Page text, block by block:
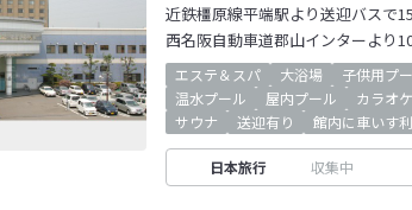
近鉄橿原線平端駅より送迎バスで
西名阪自動車道郡山インターより
エステ＆スパ 大浴場 子供用プ
温水プール
屋内プール カラオ
サウナ
送迎有り 館内に車いす
日本旅行 収集中